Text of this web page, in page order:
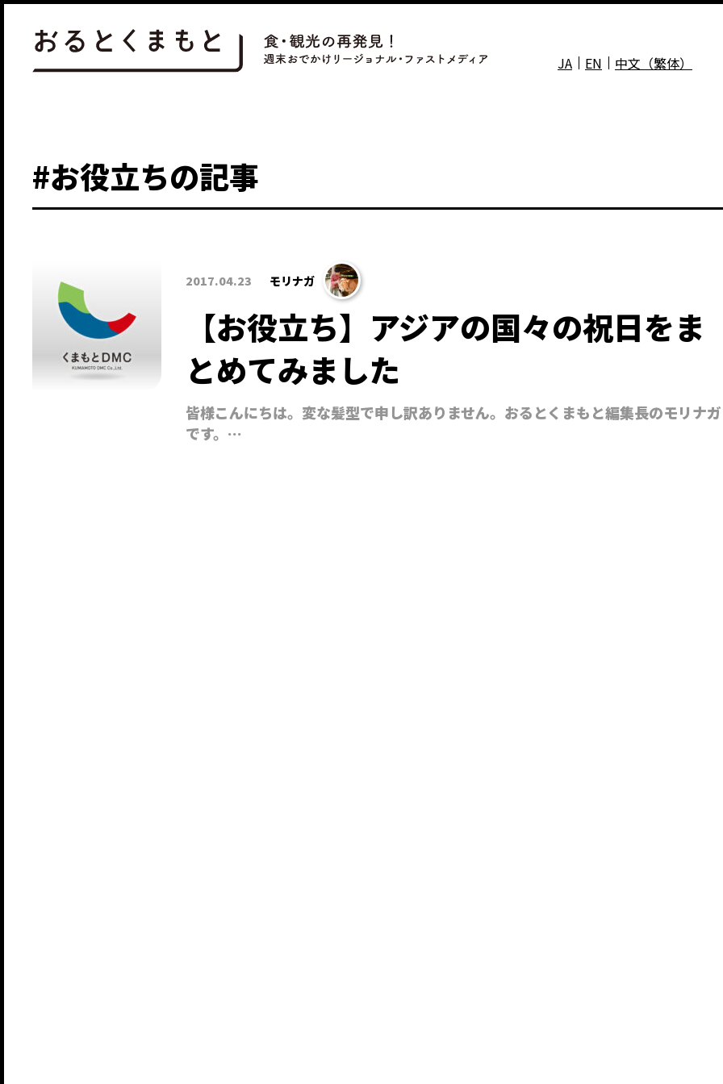
JA EN 中文（繁体）
#お役立ちの記事
2017.04.23 モリナガ
【お役立ち】アジアの国々の祝日をま
とめてみました
皆様こんにちは。変な髪型で申し訳ありません。おるとくまもと編集長のモリナガ
です。…